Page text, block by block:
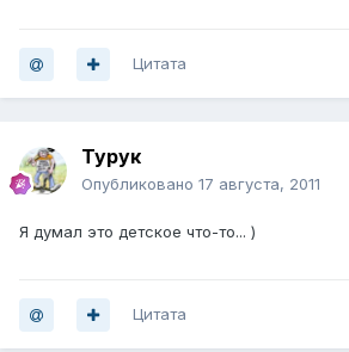
Цитата
Турук
Опубликовано 17 августа, 2011
Я думал это детское что-то... )
Цитата